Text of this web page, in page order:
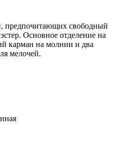
предпочитающих свободный
Основное отделение на
карман на молнии и два
мелочей.